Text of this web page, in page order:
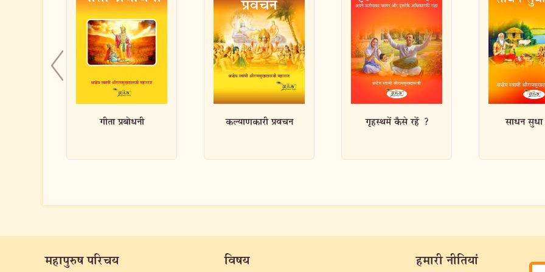
कल्याणकारी प्रवचन गृहस्थमें कैसे रहें ? साधन सुधा सिन्धु गीता ज्ञान
महापुरुष परिचय विषय हमारी नीतियां